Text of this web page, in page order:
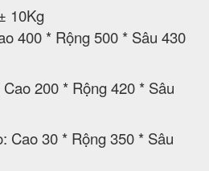
10Kg
400 * Rộng 500 * Sâu 430
200 * Rộng 420 * Sâu
Cao 30 * Rộng 350 * Sâu